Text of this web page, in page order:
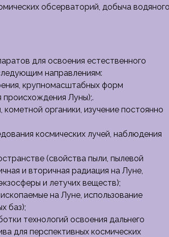
обсерваторий, добыча водяного
для освоения естественного
направлениям:
крупномасштабных форм
происхождения Луны);.
органики, изучение постоянно
космических лучей, наблюдения
(свойства пыли, пылевой
и вторичная радиация на Луне,
и летучих веществ);
на Луне, использование
баз);
технологий освоения дальнего
для перспективных космических